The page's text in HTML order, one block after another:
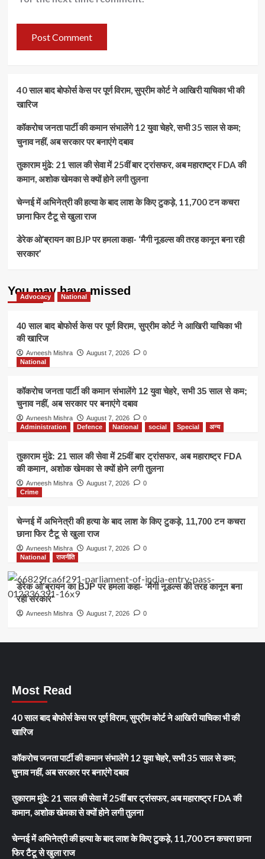
40 साल बाद बोफोर्स केस पर पूर्ण विराम, सुप्रीम कोर्ट ने आखिरी याचिका भी की
खारिज
कॉकरोच जनता पार्टी की कमान संभालेंगे 12 युवा चेहरे, सभी 35 साल से कम;
चुनाव नहीं, अब सरकार पर बनाएंगे दबाव
तुकाराम मुंढे: 21 साल की सेवा में 25वीं बार ट्रांसफर, अब महाराष्ट्र FDA की
कमान, अशोक खेमका से क्यों होने लगी तुलना
चेन्नई में अभिनेत्री की हत्या के बाद लाश के किए टुकड़े, 11,700 टन कचरा
छाना फिर टैटू से खुला राज
डेरेक ओ’ब्रायन का BJP पर हमला कहा- ‘मैगी नूडल्स की तरह कानून बना रही
सरकार’
You may have missed
Advocacy National
40 साल बाद बोफोर्स केस पर पूर्ण विराम, सुप्रीम कोर्ट ने आखिरी याचिका भी
की खारिज
Avneesh Mishra August 7, 2026
0
National
कॉकरोच जनता पार्टी की कमान संभालेंगे 12 युवा चेहरे, सभी 35 साल से कम;
चुनाव नहीं, अब सरकार पर बनाएंगे दबाव
Avneesh Mishra August 7, 2026
0
Administration
Defence National social Special अन्य
तुकाराम मुंढे: 21 साल की सेवा में 25वीं बार ट्रांसफर, अब महाराष्ट्र FDA
की कमान, अशोक खेमका से क्यों होने लगी तुलना
Avneesh Mishra August 7, 2026
0
Crime
चेन्नई में अभिनेत्री की हत्या के बाद लाश के किए टुकड़े, 11,700 टन कचरा
छाना फिर टैटू से खुला राज
Avneesh Mishra August 7, 2026
0
National
राजनीति
डेरेक ओ’ब्रायन का BJP पर हमला कहा- ‘मैगी नूडल्स की तरह कानून बना
रही सरकार’
Avneesh Mishra August 7, 2026 0
Most Read
40 साल बाद बोफोर्स केस पर पूर्ण विराम, सुप्रीम कोर्ट ने आखिरी याचिका भी की
खारिज
कॉकरोच जनता पार्टी की कमान संभालेंगे 12 युवा चेहरे, सभी 35 साल से कम;
चुनाव नहीं, अब सरकार पर बनाएंगे दबाव
तुकाराम मुंढे: 21 साल की सेवा में 25वीं बार ट्रांसफर, अब महाराष्ट्र FDA की
कमान, अशोक खेमका से क्यों होने लगी तुलना
चेन्नई में अभिनेत्री की हत्या के बाद लाश के किए टुकड़े, 11,700 टन कचरा छाना
फिर टैटू से खुला राज